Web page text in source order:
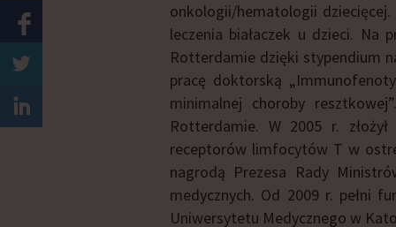
onkologii/hematologii
leczenia białaczek u dzieci. Na
Rotterdamie dzięki stypendium
pracę doktorską
minimalnej choroby
Rotterdamie. W 2005 r.
receptorów limfocytów T w
nagrodą Prezesa Rady
medycznych. Od 2009 r. pełni
Uniwersytetu Medycznego w